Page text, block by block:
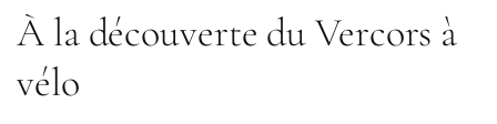
À la découverte du Vercors à
vélo